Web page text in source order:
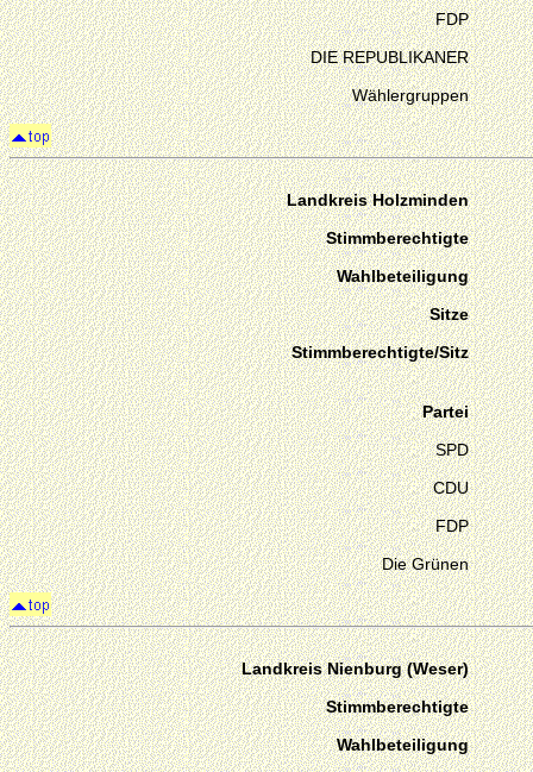
FDP
DIE REPUBLIKANER
Wählergruppen
Landkreis Holzminden
Stimmberechtigte
Wahlbeteiligung
Sitze
Stimmberechtigte/Sitz
Partei
SPD
CDU
FDP
Die Grünen
Landkreis Nienburg (Weser)
Stimmberechtigte
Wahlbeteiligung